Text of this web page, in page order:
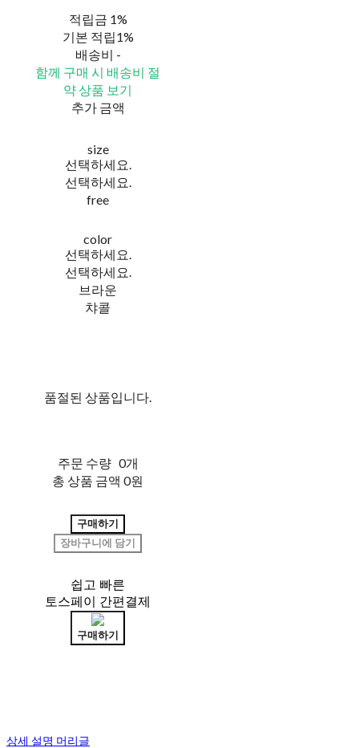
적립금 1%
기본 적립1%
배송비 -
함께 구매 시 배송비 절
약 상품 보기
추가 금액
size
선택하세요.
선택하세요.
free
color
선택하세요.
선택하세요.
브라운
챠콜
품절된 상품입니다.
주문 수량 0개
총 상품 금액 0원
구매하기
장바구니에 담기
쉽고 빠른
토스페이 간편결제
구매하기
상세 설명 머리글